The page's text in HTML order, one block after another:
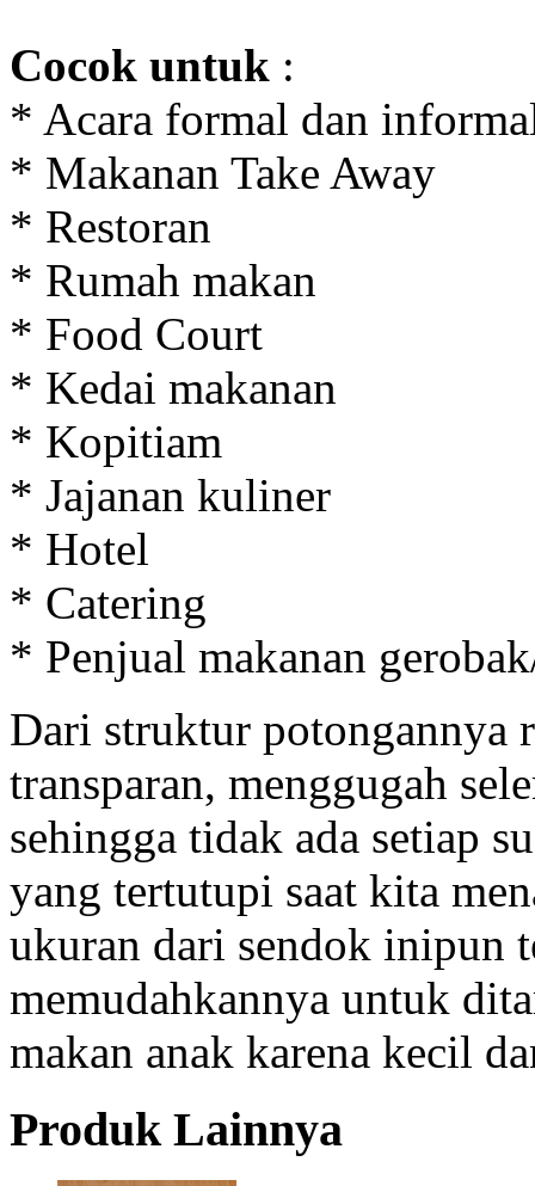
Cocok untuk :
* Acara formal dan
* Makanan Take Away
* Restoran
* Rumah makan
* Food Court
* Kedai makanan
* Kopitiam
* Jajanan kuliner
* Hotel
* Catering
* Penjual makanan
Dari struktur potongannya
transparan, menggugah
sehingga tidak ada setiap
yang tertutupi saat kita
ukuran dari sendok inipun
memudahkannya untuk
makan anak karena kecil
Produk Lainnya